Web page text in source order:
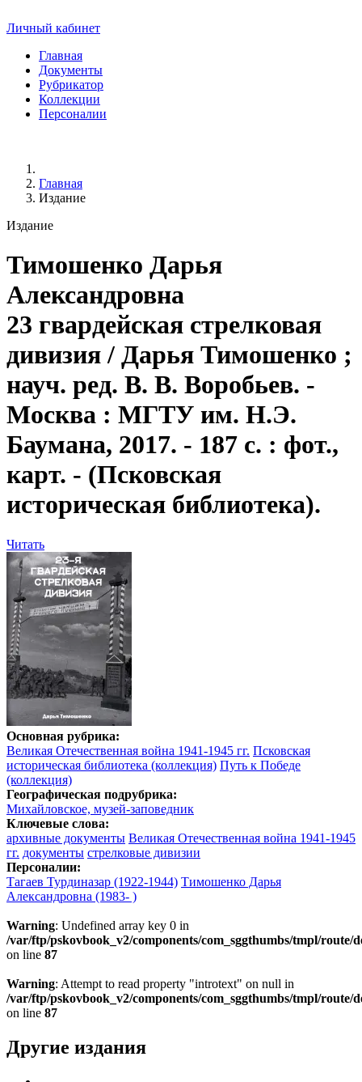
Личный кабинет
Главная
Документы
Рубрикатор
Коллекции
Персоналии
Главная
Издание
Издание
Тимошенко Дарья
Александровна
23 гвардейская стрелковая
дивизия / Дарья Тимошенко ;
науч. ред. В. В. Воробьев. -
Москва : МГТУ им. Н.Э.
Баумана, 2017. - 187 с. : фот.,
карт. - (Псковская
историческая библиотека).
Читать
Основная рубрика:
Великая Отечественная война 1941-1945 гг. Псковская
историческая библиотека (коллекция) Путь к Победе
(коллекция)
Географическая подрубрика:
Михайловское, музей-заповедник
Ключевые слова:
архивные документы Великая Отечественная война 1941-1945
гг. документы стрелковые дивизии
Персоналии:
Тагаев Турдиназар (1922-1944) Тимошенко Дарья
Александровна (1983- )
Warning: Undefined array key 0 in
/var/ftp/pskovbook_v2/components/com_sggthumbs/tmpl/route/
on line 87
Warning: Attempt to read property "introtext" on null in
/var/ftp/pskovbook_v2/components/com_sggthumbs/tmpl/route/
on line 87
Другие издания